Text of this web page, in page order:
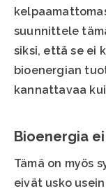
suunnittele
siksi, että se ei
bioenergian
kannattavaa
Bioenergia
Tämä on myös
eivät usko